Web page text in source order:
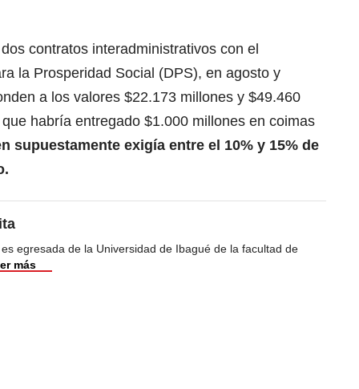
contratos interadministrativos con el
la Prosperidad Social (DPS), en agosto y
a los valores $22.173 millones y $49.460
habría entregado $1.000 millones en coimas
supuestamente exigía entre el 10% y 15% de
egresada de la Universidad de Ibagué de la facultad de
más